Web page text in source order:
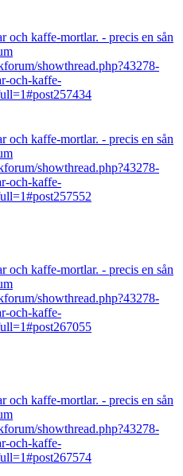
och kaffe-mortlar. - precis en sån
showthread.php?43278-
och-kaffe-
och kaffe-mortlar. - precis en sån
showthread.php?43278-
och-kaffe-
och kaffe-mortlar. - precis en sån
showthread.php?43278-
och-kaffe-
och kaffe-mortlar. - precis en sån
showthread.php?43278-
och-kaffe-